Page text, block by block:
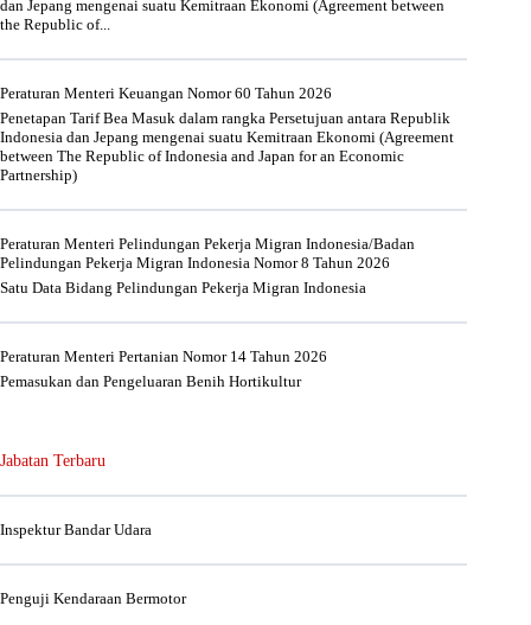
dan Jepang mengenai suatu Kemitraan Ekonomi (Agreement between
the Republic of...
Peraturan Menteri Keuangan Nomor 60 Tahun 2026
Penetapan Tarif Bea Masuk dalam rangka Persetujuan antara Republik
Indonesia dan Jepang mengenai suatu Kemitraan Ekonomi (Agreement
between The Republic of Indonesia and Japan for an Economic
Partnership)
Peraturan Menteri Pelindungan Pekerja Migran Indonesia/Badan
Pelindungan Pekerja Migran Indonesia Nomor 8 Tahun 2026
Satu Data Bidang Pelindungan Pekerja Migran Indonesia
Peraturan Menteri Pertanian Nomor 14 Tahun 2026
Pemasukan dan Pengeluaran Benih Hortikultur
Jabatan Terbaru
Inspektur Bandar Udara
Penguji Kendaraan Bermotor